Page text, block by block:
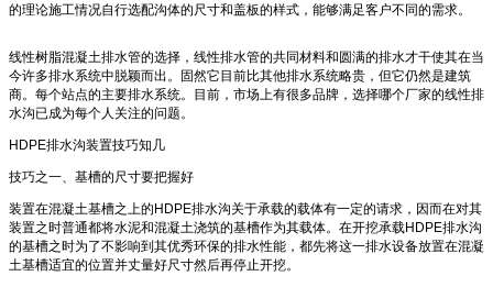
的理论施工情况自行选配沟体的尺寸和盖板的样式，能够满足客户不同的需求。
线性树脂混凝土排水管的选择，线性排水管的共同材料和圆满的排水才干使其在当
今许多排水系统中脱颖而出。固然它目前比其他排水系统略贵，但它仍然是建筑
商。每个站点的主要排水系统。目前，市场上有很多品牌，选择哪个厂家的线性排
水沟已成为每个人关注的问题。
HDPE排水沟装置技巧知几
技巧之一、基槽的尺寸要把握好
装置在混凝土基槽之上的HDPE排水沟关于承载的载体有一定的请求，因而在对其
装置之时普通都将水泥和混凝土浇筑的基槽作为其载体。在开挖承载HDPE排水沟
的基槽之时为了不影响到其优秀环保的排水性能，都先将这一排水设备放置在混凝
土基槽适宜的位置并丈量好尺寸然后再停止开挖。